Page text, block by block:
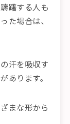
躇する人も
た場合は、
汗を吸収す
あります。
まな形から